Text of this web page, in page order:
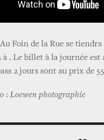
Foin de la Rue se tiendra
. Le billet à la journée est
2 jours sont au prix de
: Loewen photographie